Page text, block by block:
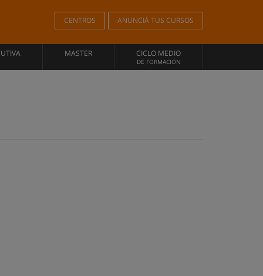
CENTROS ANUNCIÁ TUS CURSOS
MASTER CICLO MEDIO
DE FORMACIÓN